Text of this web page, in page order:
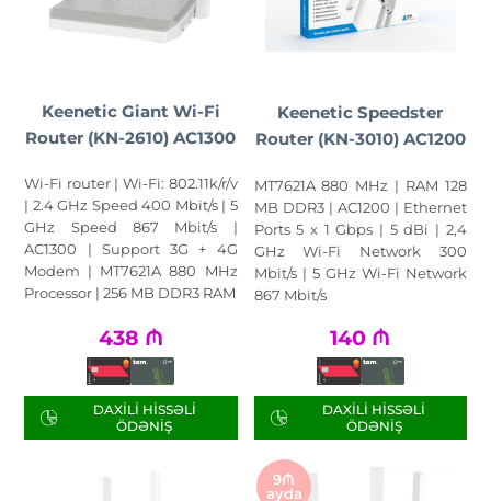
Keenetic Giant Wi-Fi
Router (KN-2610) AC1300
Wi-Fi router | Wi-Fi: 802.11k/r/v
| 2.4 GHz Speed 400 Mbit/s | 5
GHz Speed 867 Mbit/s |
AC1300 | Support 3G + 4G
Modem | MT7621A 880 MHz
Processor | 256 MB DDR3 RAM
438 ₼
DAXILI HISSƏLI
ÖDƏNIŞ
Keenetic Speedster
Router (KN-3010) AC1200
MT7621A 880 MHz | RAM 128
MB DDR3 | AC1200 | Ethernet
Ports 5 x 1 Gbps | 5 dBi | 2,4
GHz Wi-Fi Network 300
Mbit/s | 5 GHz Wi-Fi Network
867 Mbit/s
140 ₼
DAXILI HISSƏLI
ÖDƏNIŞ
9₼
ayda